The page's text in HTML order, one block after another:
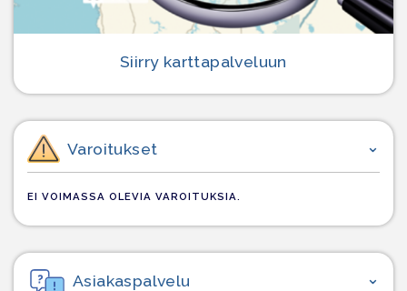
Siirry karttapalveluun
Varoitukset
EI VOIMASSA OLEVIA VAROITUKSIA.
Asiakaspalvelu